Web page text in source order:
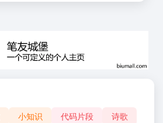
小知识 代码片段
诗歌